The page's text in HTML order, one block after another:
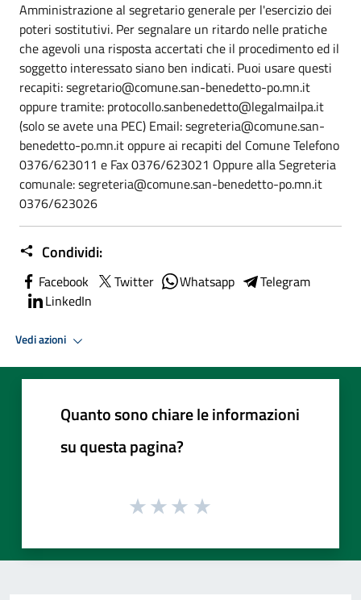
Amministrazione al segretario generale per l'esercizio dei
poteri sostitutivi. Per segnalare un ritardo nelle pratiche
che agevoli una risposta accertati che il procedimento ed il
soggetto interessato siano ben indicati. Puoi usare questi
recapiti: segretario@comune.san-benedetto-po.mn.it
oppure tramite: protocollo.sanbenedetto@legalmailpa.it
(solo se avete una PEC) Email: segreteria@comune.san-
benedetto-po.mn.it oppure ai recapiti del Comune Telefono
0376/623011 e Fax 0376/623021 Oppure alla Segreteria
comunale: segreteria@comune.san-benedetto-po.mn.it
0376/623026
Condividi:
Facebook Twitter Whatsapp
Telegram
LinkedIn
Vedi azioni
Quanto sono chiare le informazioni
su questa pagina?